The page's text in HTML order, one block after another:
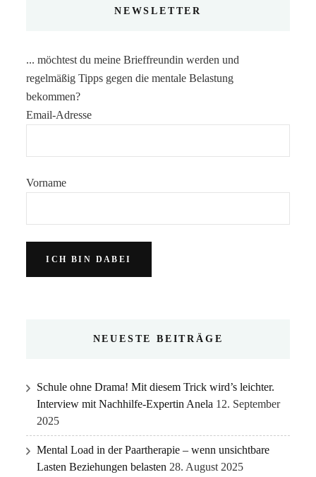
NEWSLETTER
... möchtest du meine Brieffreundin werden und
regelmäßig Tipps gegen die mentale Belastung
bekommen?
Email-Adresse
Vorname
NEUESTE BEITRÄGE
Schule ohne Drama! Mit diesem Trick wird’s leichter.
Interview mit Nachhilfe-Expertin Anela 12. September
2025
Mental Load in der Paartherapie – wenn unsichtbare
Lasten Beziehungen belasten 28. August 2025